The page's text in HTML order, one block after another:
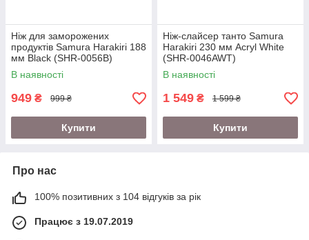
Ніж для заморожених
продуктів Samura Harakiri 188
мм Black (SHR-0056B)
В наявності
949 ₴ 999 ₴
Купити
Ніж-слайсер танто Samura
Harakiri 230 мм Acryl White
(SHR-0046AWT)
В наявності
1 549 ₴ 1 599 ₴
Купити
Про нас
100% позитивних з 104 відгуків за рік
Працює з 19.07.2019